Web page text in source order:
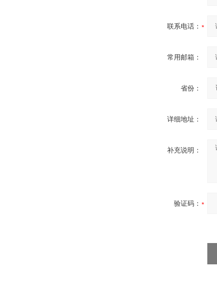
联系电话：
常用邮箱：
省份：
详细地址：
补充说明：
验证码：